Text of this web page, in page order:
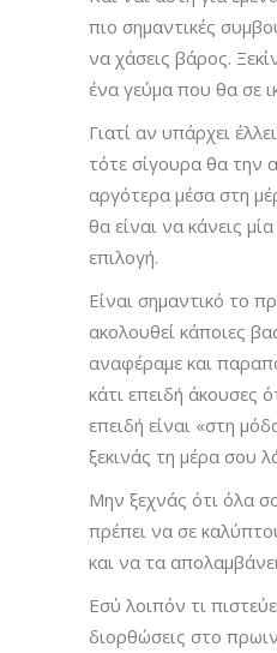
πιο σημαντικές
να χάσεις βάρος.
ένα γεύμα που θα σε
Γιατί αν υπάρχει
τότε σίγουρα θα την
αργότερα μέσα στη
θα είναι να κάνεις
επιλογή.
Είναι σημαντικό το
ακολουθεί κάποιες
αναφέραμε και
κάτι επειδή άκουσες
επειδή είναι «στη
ξεκινάς τη μέρα σου
Μην ξεχνάς ότι όλα
πρέπει να σε
και να τα
Εσύ λοιπόν τι
διορθώσεις στο